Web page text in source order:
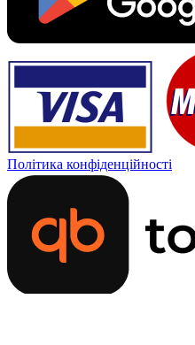
Політика конфіденційності